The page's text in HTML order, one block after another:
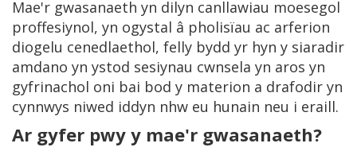
Mae'r gwasanaeth yn dilyn canllawiau moesegol
proffesiynol, yn ogystal â pholisïau ac arferion
diogelu cenedlaethol, felly bydd yr hyn y siaradir
amdano yn ystod sesiynau cwnsela yn aros yn
gyfrinachol oni bai bod y materion a drafodir yn
cynnwys niwed iddyn nhw eu hunain neu i eraill.
Ar gyfer pwy y mae'r gwasanaeth?